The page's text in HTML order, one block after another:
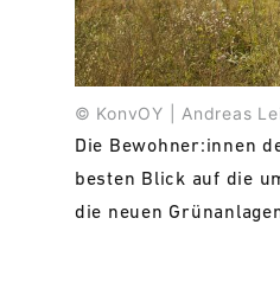
© KonvOY | Andreas
Die Bewohner:innen
besten Blick auf die
die neuen